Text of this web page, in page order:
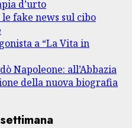
d’urto
fake news sul cibo
a “La Vita in
Napoleone: all’Abbazia
della nuova biografia